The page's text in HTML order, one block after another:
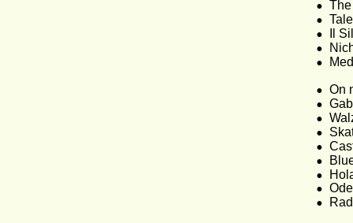
•
•
• Il
•
•
• On
•
•
•
•
•
•
•
•